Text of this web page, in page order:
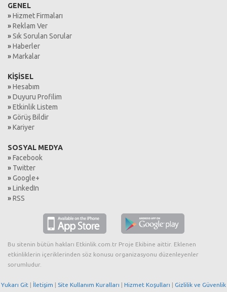
GENEL
»Hizmet Firmaları
»Reklam Ver
»Sık Sorulan Sorular
»Haberler
»Markalar
KİŞİSEL
»Hesabım
»Duyuru Profilim
»Etkinlik Listem
»Görüş Bildir
»Kariyer
SOSYAL MEDYA
»Facebook
» Twitter
»Google+
»LinkedIn
»RSS
Bu sitenin bütün hakları Etkinlik.com.tr Proje Ekibine aittir. Eklenen
etkinliklerin içeriklerinden söz konusu organizasyonu düzenleyenler
sorumludur.
Yukarı Git İletişim Site Kullanım Kuralları Hizmet Koşulları
Gizlilik ve Güvenlik